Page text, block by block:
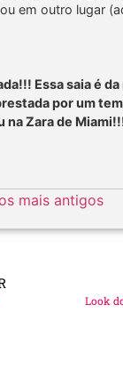
em outro lugar
Essa saia é da
por um
na Zara de
mais antigos
Look